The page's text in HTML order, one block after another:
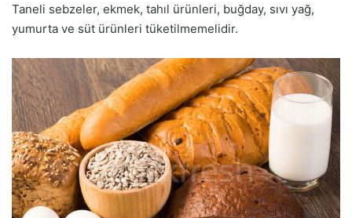
Taneli sebzeler, ekmek, tahıl ürünleri, buğday, sıvı yağ,
yumurta ve süt ürünleri tüketilmemelidir.